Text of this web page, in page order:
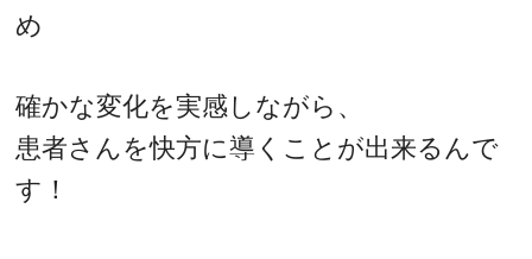
め
確かな変化を実感しながら、
患者さんを快方に導くことが出来るんで
す！